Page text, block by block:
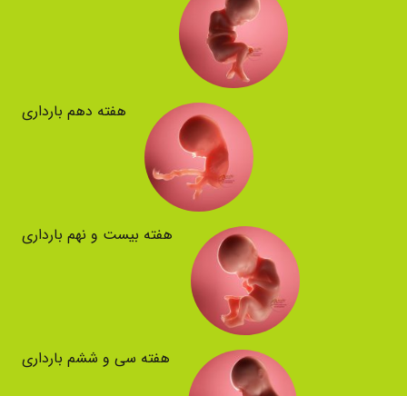
هفته دهم بارداری
هفته بیست و نهم بارداری
هفته سی و ششم بارداری